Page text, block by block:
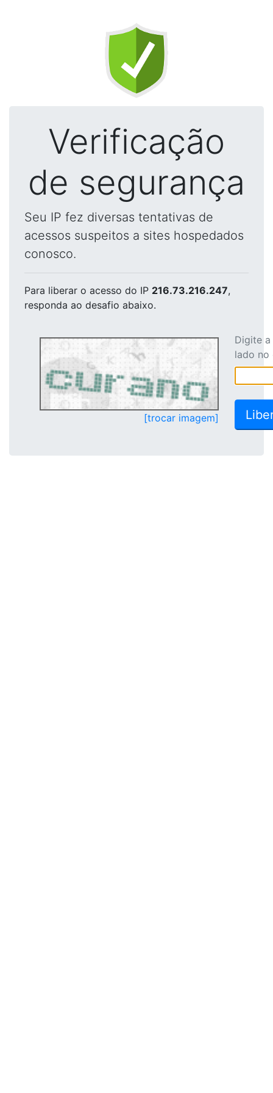
Verificação
de segurança
Seu IP fez diversas tentativas de
acessos suspeitos a sites hospedados
conosco.
Para liberar o acesso do IP 216.73.216.247,
responda ao desafio abaixo.
[trocar imagem]
Digite
lado no